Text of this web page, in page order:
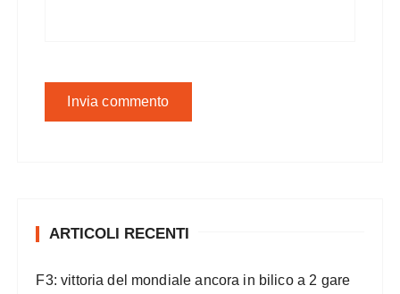
ARTICOLI RECENTI
F3: vittoria del mondiale ancora in bilico a 2 gare